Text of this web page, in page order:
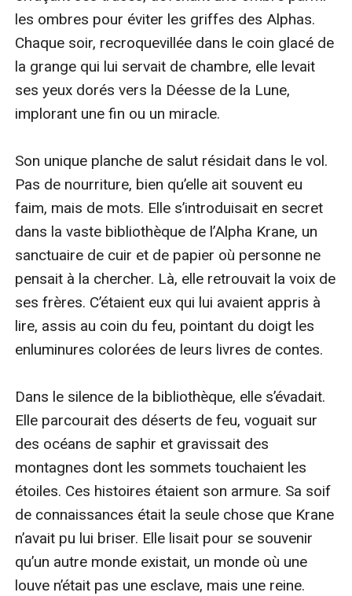
les ombres pour éviter les griffes des Alphas.
Chaque soir, recroquevillée dans le coin glacé de
la grange qui lui servait de chambre, elle levait
ses yeux dorés vers la Déesse de la Lune,
implorant une fin ou un miracle.
Son unique planche de salut résidait dans le vol.
Pas de nourriture, bien qu’elle ait souvent eu
faim, mais de mots. Elle s’introduisait en secret
dans la vaste bibliothèque de l’Alpha Krane, un
sanctuaire de cuir et de papier où personne ne
pensait à la chercher. Là, elle retrouvait la voix de
ses frères. C’étaient eux qui lui avaient appris à
lire, assis au coin du feu, pointant du doigt les
enluminures colorées de leurs livres de contes.
Dans le silence de la bibliothèque, elle s’évadait.
Elle parcourait des déserts de feu, voguait sur
des océans de saphir et gravissait des
montagnes dont les sommets touchaient les
étoiles. Ces histoires étaient son armure. Sa soif
de connaissances était la seule chose que Krane
n’avait pu lui briser. Elle lisait pour se souvenir
qu’un autre monde existait, un monde où une
louve n’était pas une esclave, mais une reine.